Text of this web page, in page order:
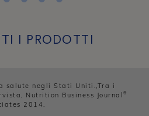
I PRODOTTI
salute negli Stati Uniti.,Tra i
Nutrition Business Journal
®
2014.